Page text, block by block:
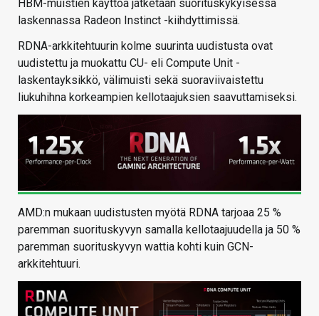
HBM-muistien käyttöä jatketaan suorituskykyisessä
laskennassa Radeon Instinct -kiihdyttimissä.
RDNA-arkkitehtuurin kolme suurinta uudistusta ovat
uudistettu ja muokattu CU- eli Compute Unit -
laskentayksikkö, välimuisti sekä suoraviivaistettu
liukuhihna korkeampien kellotaajuksien saavuttamiseksi.
AMD:n mukaan uudistusten myötä RDNA tarjoaa 25 %
paremman suorituskyvyn samalla kellotaajuudella ja 50 %
paremman suorituskyvyn wattia kohti kuin GCN-
arkkitehtuuri.